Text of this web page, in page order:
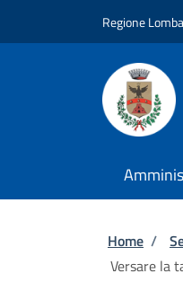
Regione
Home /
Versare la